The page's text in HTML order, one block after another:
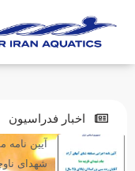
اخبار فدراسیون
آیین نامه
شهدای